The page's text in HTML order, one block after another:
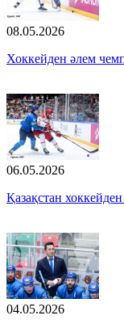
08.05.2026
Хоккейден әлем
06.05.2026
Қазақстан
04.05.2026